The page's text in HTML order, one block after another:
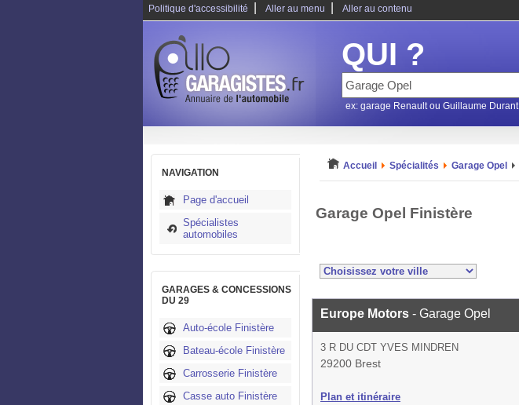
Politique d'accessibilité Aller au menu Aller au contenu
QUI ?
ex: garage Renault ou Guillaume Durant
NAVIGATION
Page d'accueil
Spécialistes
automobiles
GARAGES & CONCESSIONS
DU 29
Auto-école Finistère
Bateau-école Finistère
Carrosserie Finistère
Casse auto Finistère
Accueil Spécialités Garage Opel
Garage Opel Finistère
Europe Motors - Garage Opel
3 R DU CDT YVES MINDREN
29200 Brest
Plan et itinéraire